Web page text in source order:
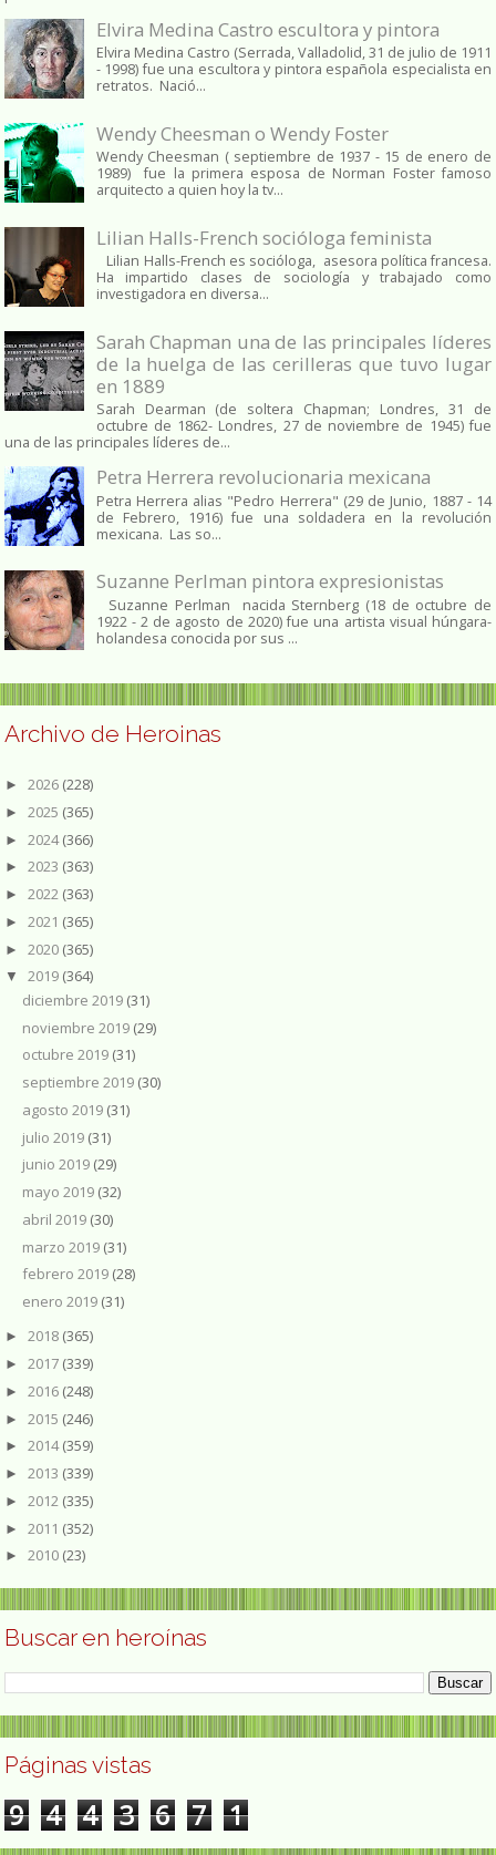
Elvira Medina Castro escultora y pintora
Elvira Medina Castro (Serrada, Valladolid, 31 de julio de 1911
- 1998) fue una escultora y pintora española especialista en
retratos. Nació...
Wendy Cheesman o Wendy Foster
Wendy Cheesman ( septiembre de 1937 - 15 de enero de
1989) fue la primera esposa de Norman Foster famoso
arquitecto a quien hoy la tv...
Lilian Halls-French socióloga feminista
Lilian Halls-French es socióloga, asesora política francesa.
Ha impartido clases de sociología y trabajado como
investigadora en diversa...
Sarah Chapman una de las principales líderes
de la huelga de las cerilleras que tuvo lugar
en 1889
Sarah Dearman (de soltera Chapman; Londres, 31 de
octubre de 1862​- Londres, 27 de noviembre de 1945)​ fue
una de las principales líderes de...
Petra Herrera revolucionaria mexicana
Petra Herrera alias "Pedro Herrera" (29 de Junio, 1887 - 14
de Febrero, 1916) fue una soldadera en la revolución
mexicana. Las so...
Suzanne Perlman pintora expresionistas
Suzanne Perlman nacida Sternberg (18 de octubre de
1922 - 2 de agosto de 2020) fue una artista visual húngara-
holandesa conocida por sus ...
Archivo de Heroinas
► 2026 (228)
► 2025 (365)
► 2024(366)
► 2023 (363)
► 2022 (363)
► 2021 (365)
► 2020 (365)
▼ 2019 (364)
diciembre 2019 (31)
noviembre 2019 (29)
octubre 2019 (31)
septiembre 2019 (30)
agosto 2019 (31)
julio 2019 (31)
junio 2019 (29)
mayo 2019 (32)
abril 2019 (30)
marzo 2019 (31)
febrero 2019 (28)
enero 2019 (31)
► 2018 (365)
► 2017 (339)
► 2016 (248)
► 2015 (246)
► 2014(359)
► 2013 (339)
► 2012 (335)
► 2011 (352)
► 2010 (23)
Buscar en heroínas
Páginas vistas
9 4 4 3 6 7 1